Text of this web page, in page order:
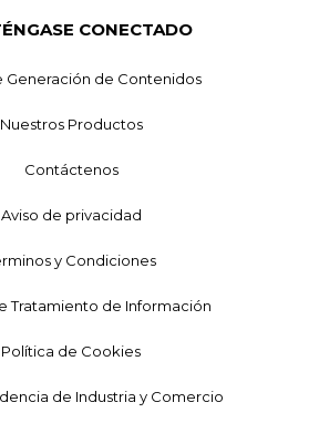
CONECTADO
Generación de Contenidos
Nuestros Productos
Contáctenos
Aviso de privacidad
y Condiciones
Tratamiento de Información
Política de Cookies
de Industria y Comercio